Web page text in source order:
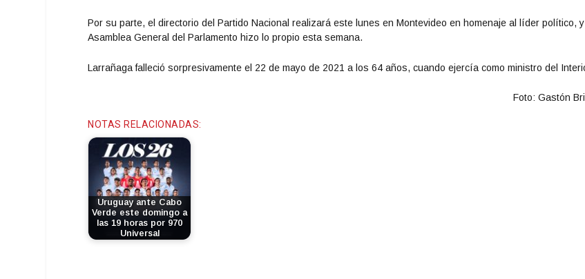
Por su parte, el directorio del Partido Nacional realizará este lunes en Montevideo en homenaje al líder político,
Asamblea General del Parlamento hizo lo propio esta semana.
Larrañaga falleció sorpresivamente el 22 de mayo de 2021 a los 64 años, cuando ejercía como ministro del
Foto: Gastón
NOTAS RELACIONADAS:
Uruguay ante Cabo
Verde este domingo a
las 19 horas por 970
Universal